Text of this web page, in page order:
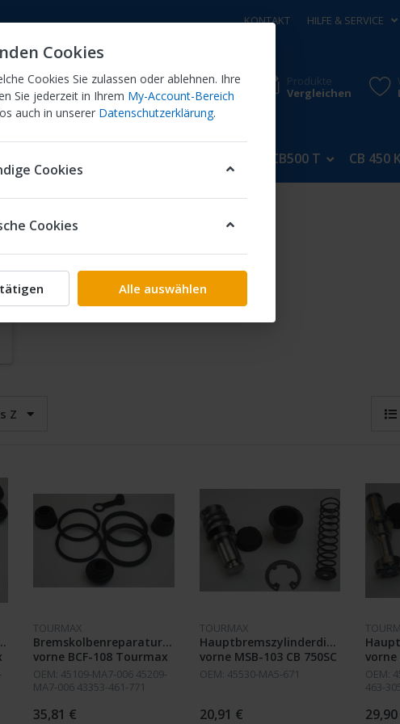
KONTAKT HILFE & SERVICE
Produkte
Vergleichen
CB500 T CB 450
Z
TOURMAX
Bremskolbenreparatursatz
vorne BCF-108 Tourmax
OEM: 45109-MA7-006 45209-
MA7-006 43353-461-771
006 45139-GW3-980 45133-
35,81 €
TOURMAX
Hauptbremszylinderdichtsatz
vorne MSB-103 CB 750SC
82-83;CB 750 FE 84; CB
FC/2C 82; CBX 1000 USA
OEM: 45530-MA5-671
20,91 €
vorne
Z/A
Z/A
OEM:
463-
Cookies
Cookies Sie zulassen oder ablehnen. Ihre
Sie jederzeit in Ihrem My-Account-Bereich
auch in unserer Datenschutzerklärung.
Cookies
Cookies
Alle auswählen